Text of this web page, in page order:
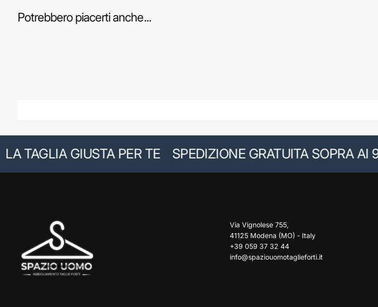
Potrebbero piacerti anche...
TAGLIA GIUSTA PER TE SPEDIZIONE GRATUITA SOPRA AI 99€
Via Vignolese 755,
41125 Modena (MO) - Italy
+39 059 37 32 44
info@spaziouomotaglieforti.it